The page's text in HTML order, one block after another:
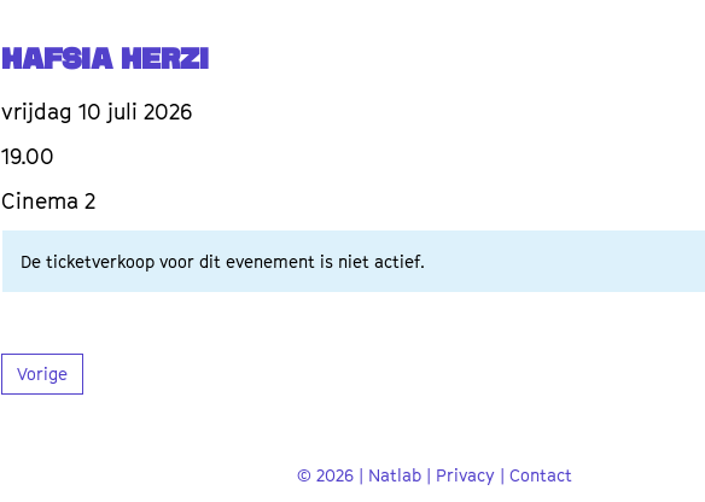
Hafsia Herzi
vrijdag 10 juli 2026
19.00
Cinema 2
De ticketverkoop voor dit evenement is niet actief.
Vorige
© 2026 | Natlab | Privacy | Contact